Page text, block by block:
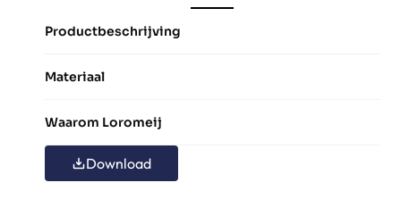
Productbeschrijving
Materiaal
Waarom Loromeij
Download